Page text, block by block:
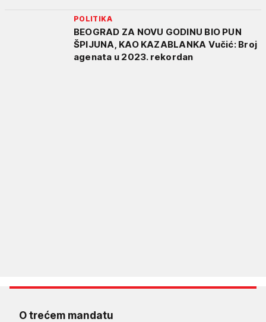
POLITIKA
BEOGRAD ZA NOVU GODINU BIO PUN
ŠPIJUNA, KAO KAZABLANKA Vučić: Broj
agenata u 2023. rekordan
O trećem mandatu